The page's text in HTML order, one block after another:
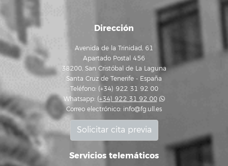
Dirección
Avenida de la Trinidad, 61
Apartado Postal 456
38200, San Cristóbal de La Laguna
Santa Cruz de Tenerife - España
Teléfono: (+34) 922 31 92 00
Whatsapp: (+34) 922 31 92 00
Correo electrónico: info@fg.ull.es
Solicitar cita previa
Servicios telemáticos